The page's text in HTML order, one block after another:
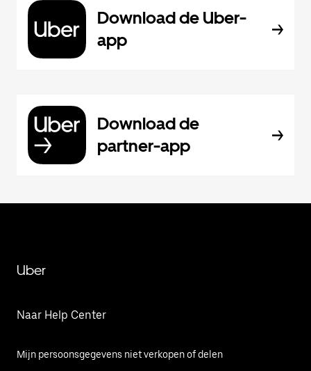
Download de Uber-
app
Download de
partner-app
Uber
Naar Help Center
Mijn persoonsgegevens niet verkopen of delen